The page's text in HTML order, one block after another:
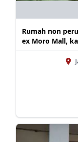
Rumah non
ex Moro Mall,